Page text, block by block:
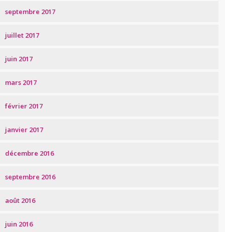
septembre 2017
juillet 2017
juin 2017
mars 2017
février 2017
janvier 2017
décembre 2016
septembre 2016
août 2016
juin 2016